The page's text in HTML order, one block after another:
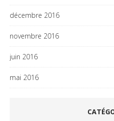
décembre 2016
novembre 2016
juin 2016
mai 2016